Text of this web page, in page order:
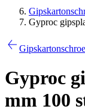
Gyproc
Gyproc
mm 100